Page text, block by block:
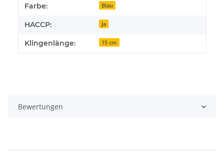
Produkteigenschaft
Wert
Farbe: Blau
HACCP: Ja
Klingenlänge: 15 cm
Bewertungen